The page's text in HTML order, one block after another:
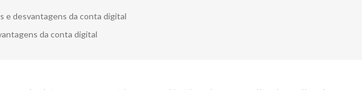
e desvantagens da conta digital
da conta digital